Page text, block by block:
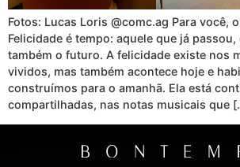
Fotos: Lucas Loris @comc.ag Para você,
Felicidade é tempo: aquele que já
também o futuro. A felicidade existe nos
vividos, mas também acontece hoje e
construímos para o amanhã. Ela está
compartilhadas, nas notas musicais que